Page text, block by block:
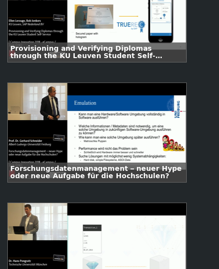
Provisioning and Verifying Diplomas
through the KU Leuven Student Self-
Service & SAP Blockchain Services
Forschungsdatenmanagement – neuer Hype
oder neue Aufgabe für die Hochschulen?